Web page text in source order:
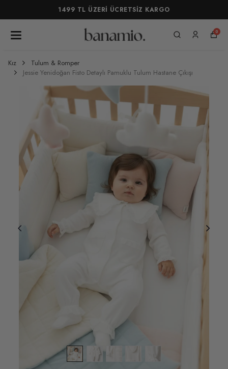
1499 TL ÜZERİ ÜCRETSİZ KARGO
0
Kız
Tulum & Romper
Jessie Yenidoğan Fisto Detaylı Pamuklu Tulum Hastane Çıkışı